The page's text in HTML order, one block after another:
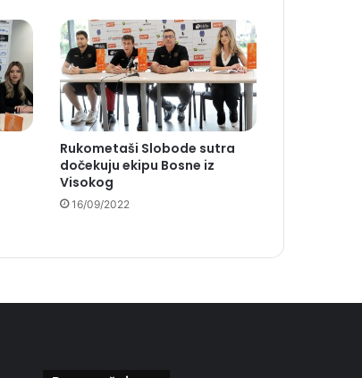
Rukometaši Slobode sutra
dočekuju ekipu Bosne iz
Visokog
16/09/2022